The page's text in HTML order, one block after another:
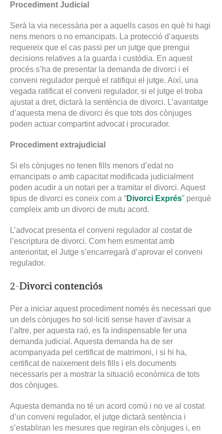
Procediment Judicial
Serà la via necessària per a aquells casos en què hi hagi
nens menors o no emancipats. La protecció d’aquests
requereix que el cas passi per un jutge que prengui
decisions relatives a la guarda i custòdia. En aquest
procés s’ha de presentar la demanda de divorci i el
conveni regulador perquè el ratifiqui el jutge. Així, una
vegada ratificat el conveni regulador, si el jutge el troba
ajustat a dret, dictarà la sentència de divorci. L’avantatge
d’aquesta mena de divorci és que tots dos cònjuges
poden actuar compartint advocat i procurador.
Procediment extrajudicial
Si els cònjuges no tenen fills menors d’edat no
emancipats o amb capacitat modificada judicialment
poden acudir a un notari per a tramitar el divorci. Aquest
tipus de divorci es coneix com a “Divorci Exprés” perquè
compleix amb un divorci de mutu acord.
L’advocat presenta el conveni regulador al costat de
l’escriptura de divorci. Com hem esmentat amb
anterioritat, el Jutge s’encarregarà d’aprovar el conveni
regulador.
2-Divorci contenciós
Per a iniciar aquest procediment només és necessari que
un dels cònjuges ho sol·liciti sense haver d’avisar a
l’altre, per aquesta raó, es fa indispensable fer una
demanda judicial. Aquesta demanda ha de ser
acompanyada pel certificat de matrimoni, i si hi ha,
certificat de naixement dels fills i els documents
necessaris per a mostrar la situació econòmica de tots
dos cònjuges.
Aquesta demanda no té un acord comú i no ve al costat
d’un conveni regulador, el jutge dictarà sentència i
s’establiran les mesures que regiran els cònjuges i, en